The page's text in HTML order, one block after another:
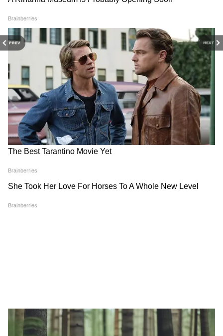
PREV NEXT
'बहुत हंसा लिया, अब हैवानियत
शुरू', अक्षय कुमार के पोस्ट से मचा
बवाल
20वें दिन 'वेलकम टू द जंगल' की
हालत हुई खराब, 1 करोड़ भी नहीं
कमा पा रही अक्षय कुमार की ये
फिल्म
'धमाल 4' ने 5वें दिन फिर पकड़ी
रिकॉर्ड!